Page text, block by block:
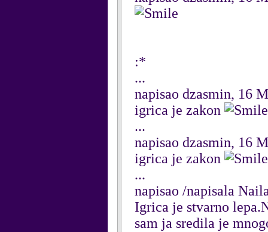
:*
...
napisao dzasmin, 16
igrica je zakon
...
napisao dzasmin, 16
igrica je zakon
...
napisao /napisala
Igrica je stvarno
sam ja sredila je